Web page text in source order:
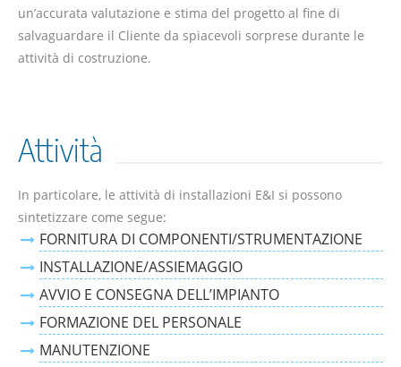
un’accurata valutazione e stima del progetto al fine di
salvaguardare il Cliente da spiacevoli sorprese durante le
attività di costruzione.
Attività
In particolare, le attività di installazioni E&I si possono
sintetizzare come segue:
FORNITURA DI COMPONENTI/STRUMENTAZIONE
INSTALLAZIONE/ASSIEMAGGIO
AVVIO E CONSEGNA DELL’IMPIANTO
FORMAZIONE DEL PERSONALE
MANUTENZIONE